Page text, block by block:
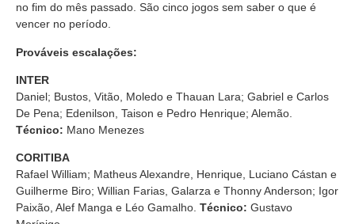
no fim do mês passado. São cinco jogos sem saber o que é
vencer no período.
Prováveis escalações:
INTER
Daniel; Bustos, Vitão, Moledo e Thauan Lara; Gabriel e Carlos
De Pena; Edenilson, Taison e Pedro Henrique; Alemão.
Técnico: Mano Menezes
CORITIBA
Rafael William; Matheus Alexandre, Henrique, Luciano Cástan e
Guilherme Biro; Willian Farias, Galarza e Thonny Anderson; Igor
Paixão, Alef Manga e Léo Gamalho. Técnico: Gustavo